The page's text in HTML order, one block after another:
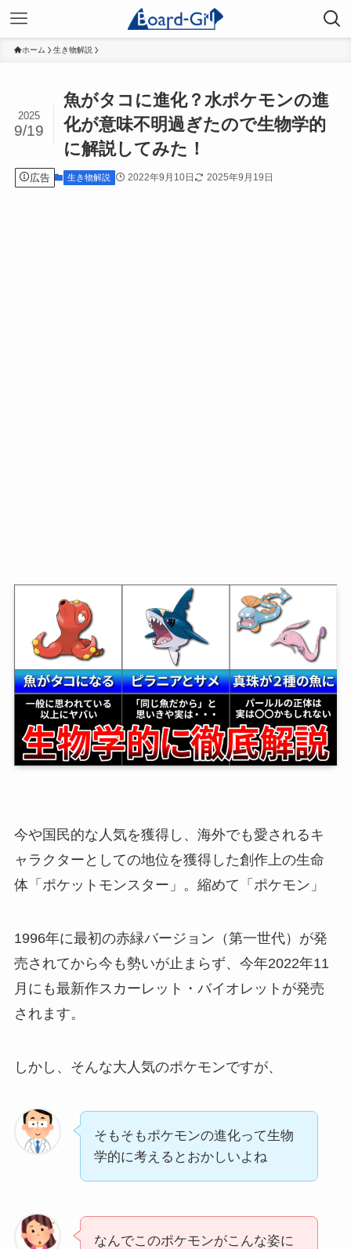
ホーム 生き物解説
魚がタコに進化？水ポケモンの進
化が意味不明過ぎたので生物学的
に解説してみた！
2025
9/19
広告 生き物解説 2022年9月10日 2025年9月19日
今や国民的な人気を獲得し、海外でも愛されるキ
ャラクターとしての地位を獲得した創作上の生命
体「ポケットモンスター」。縮めて「ポケモン」
1996年に最初の赤緑バージョン（第一世代）が発
売されてから今も勢いが止まらず、今年2022年11
月にも最新作スカーレット・バイオレットが発売
されます。
しかし、そんな大人気のポケモンですが、
そもそもポケモンの進化って生物
学的に考えるとおかしいよね
なんでこのポケモンがこんな姿に